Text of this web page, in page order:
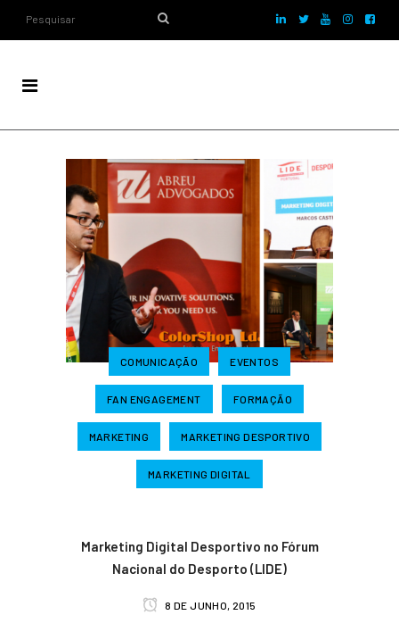
COMUNICAÇÃO EVENTOS
FAN ENGAGEMENT FORMAÇÃO
MARKETING MARKETING DESPORTIVO
MARKETING DIGITAL
Marketing Digital Desportivo no Fórum
Nacional do Desporto (LIDE)
8 DE JUNHO, 2015